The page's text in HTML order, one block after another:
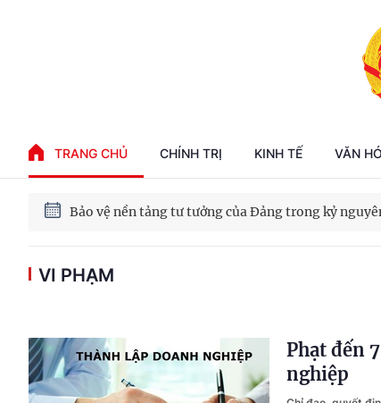
TRANG CHỦ CHÍNH TRỊ KINH TẾ VĂN
100 ngày xử lý các điểm nghẽn về chuyển đổi số
Phát triển kinh tế nhà nước trong kỷ nguyên mới
VI PHẠM
Phạt đến
nghiệp